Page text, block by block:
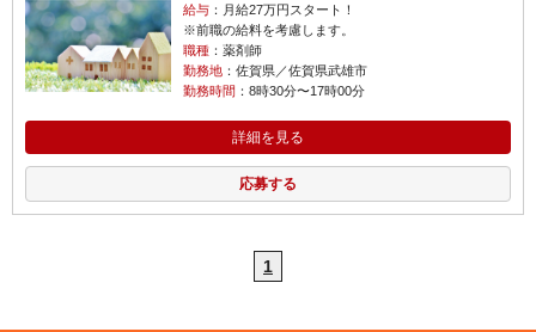
給与：月給27万円スタート！
※前職の給料を考慮します。
職種：薬剤師
勤務地：佐賀県／佐賀県武雄市
勤務時間 ：8時30分〜17時00分
詳細を見る
応募する
1